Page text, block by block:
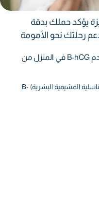
يؤكد حملك بدقة
رحلتك نحو الأمومة
احصل على نتيجة دقيقة مع اختبار الدم B-hCG في المنزل من
اختبار مستويات (موجهة الغدد التناسلية المشيمية البشرية) B-